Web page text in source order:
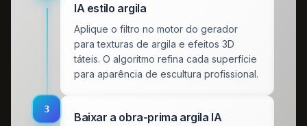
IA estilo argila
Aplique o filtro no motor do gerador
para texturas de argila e efeitos 3D
táteis. O algoritmo refina cada superfície
para aparência de escultura profissional.
3
Baixar a obra-prima argila IA